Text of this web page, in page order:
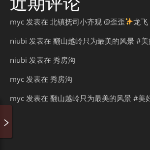
myc 发表在 北镇抚司小齐观 @歪歪
龙飞
niubi 发表在 翻山越岭只为最美的风景 #
niubi 发表在 秀房沟
myc 发表在 秀房沟
myc 发表在 翻山越岭只为最美的风景 #美